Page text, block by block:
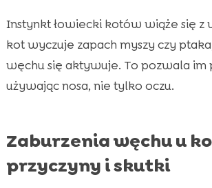
Instynkt łowiecki kotów wiąże się z
kot wyczuje zapach myszy czy
węchu się aktywuje. To pozwala im
używając nosa, nie tylko oczu.
Zaburzenia węchu u
przyczyny i skutki